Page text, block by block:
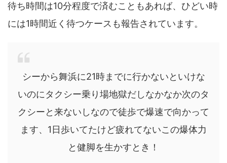
待ち時間は10分程度で済むこともあれば、ひどい時
には1時間近く待つケースも報告されています。
シーから舞浜に21時までに行かないといけな
いのにタクシー乗り場地獄だしなかなか次のタ
クシーと来ないしなので徒歩で爆速で向かって
ます、1日歩いてたけど疲れてないこの爆体力
と健脚を生かすとき！